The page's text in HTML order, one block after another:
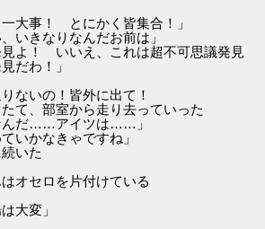
大事！ とにかく皆集合！」
いきなりなんだお前は」
よ！ いいえ、これは超不可思議発見
だわ！」
ないの！皆外に出て！
て、部室から走り去っていった
んだ……アイツは……」
いかなきゃですね」
いた
オセロを片付けている
大変」